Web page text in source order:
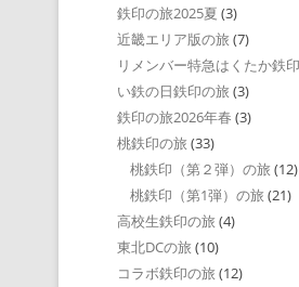
鉄印の旅2025夏 (3)
近畿エリア版の旅 (7)
リメンバー特急はくたか鉄
い鉄の日鉄印の旅 (3)
鉄印の旅2026年春 (3)
桃鉄印の旅 (33)
桃鉄印（第２弾）の旅 (12)
桃鉄印（第1弾）の旅 (21)
高校生鉄印の旅 (4)
東北DCの旅 (10)
コラボ鉄印の旅 (12)